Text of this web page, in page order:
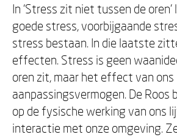
In ‘Stress zit niet tussen de
goede stress, voorbijgaande
stress bestaan. In die laatste
effecten. Stress is geen
oren zit, maar het effect van ons
aanpassingsvermogen. De Roos
op de fysische werking van ons
interactie met onze omgeving.